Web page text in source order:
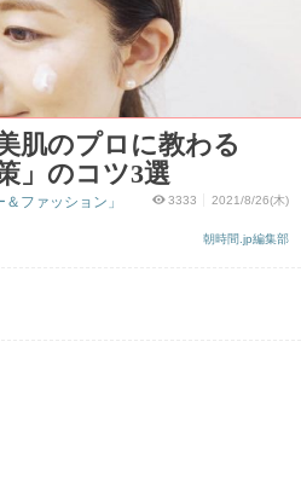
肌のプロに教わる
」のコツ3選
3333 2021/8/26(木)
朝時間.jp編集部
ファッション」